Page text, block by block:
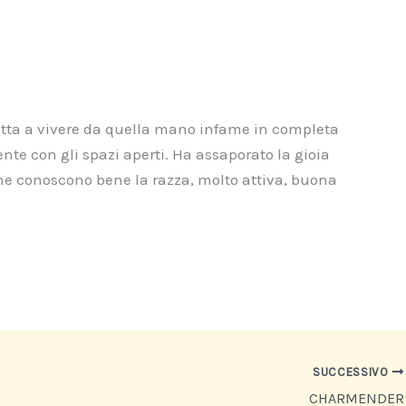
a vivere da quella mano infame in completa
con gli spazi aperti. Ha assaporato la gioia
conoscono bene la razza, molto attiva, buona
SUCCESSIVO
CHARMENDER